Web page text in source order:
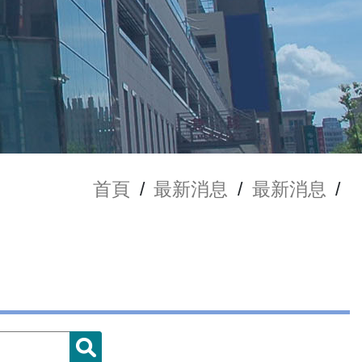
首頁 / 最新消息 / 最新消息 /